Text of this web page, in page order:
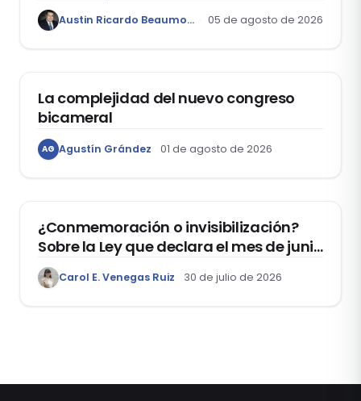
Austin Ricardo Beaumont Rivera 05 de agosto de 2026
La complejidad del nuevo congreso
bicameral
AG Agustín Grández 01 de agosto de 2026
¿Conmemoración o invisibilización?
Sobre la Ley que declara el mes de junio
como el “Mes de la Vida y la Familia”
Carol E. Venegas Ruiz 30 de julio de 2026